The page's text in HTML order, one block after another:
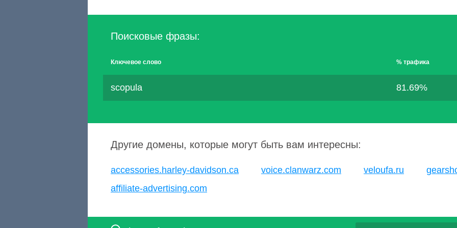
Поисковые фразы:
Ключевое слово % трафика
scopula 81.69%
Другие домены, которые могут быть вам интересны:
accessories.harley-davidson.ca voice.clanwarz.com veloufa.ru
affiliate-advertising.com